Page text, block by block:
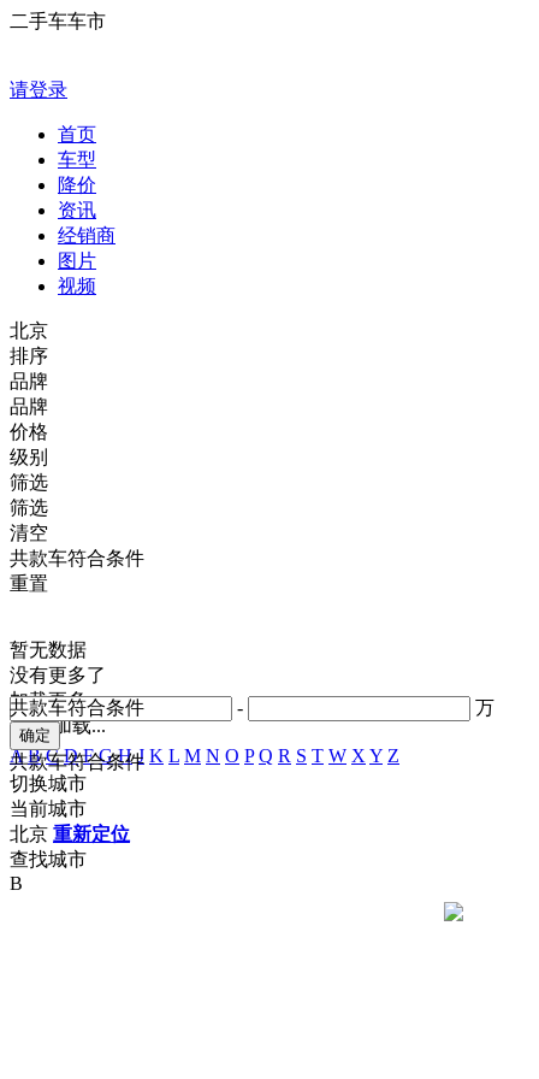
二手车车市
请登录
首页
车型
降价
资讯
经销商
图片
视频
北京
排序
品牌
品牌
价格
- 万
共款车符合条件
级别
共款车符合条件
筛选
筛选
清空
共款车符合条件
重置
暂无数据
没有更多了
加载更多
正在加载...
A B C D F G H J K L M N O P Q R S T W X Y Z
切换城市
当前城市
北京 重新定位
查找城市
B